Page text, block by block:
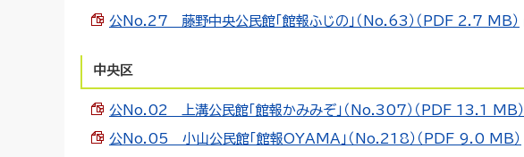
公No.27 藤野中央公民館「館報ふじの」（No.63）（PDF 2.7 MB）
中央区
公No.02 上溝公民館「館報かみみぞ」（No.307）（PDF 13.1 MB）
公No.05 小山公民館「館報OYAMA」（No.218）（PDF 9.0 MB）